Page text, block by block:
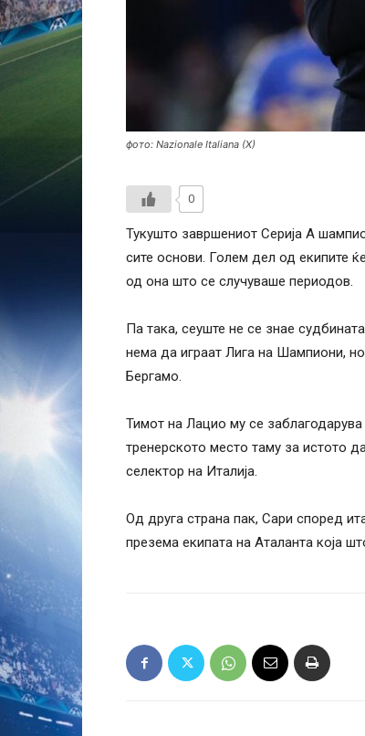
фото: Nazionale Italiana (X)
0
Тукушто завршениот Серија А
сите основи. Голем дел од екипите
од она што се случуваше периодов.
Па така, сеуште не се знае
нема да играат Лига на Шампиони,
Бергамо.
Тимот на Лацио му се
тренерското место таму за истото
селектор на Италија.
Од друга страна пак, Сари според
презема екипата на Аталанта која